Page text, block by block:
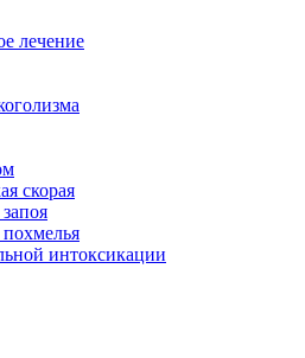
лечение
скорая
интоксикации